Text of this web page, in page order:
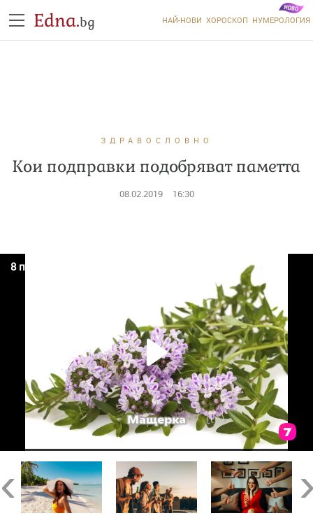
Edna.bg НАЙ-НОВИ ХОРОСКОП НУМЕРОЛОГИЯ
ЗДРАВОСЛОВНО
Кои подправки подобряват паметта
08.02.2019 16:30